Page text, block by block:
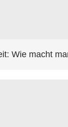
Wie macht